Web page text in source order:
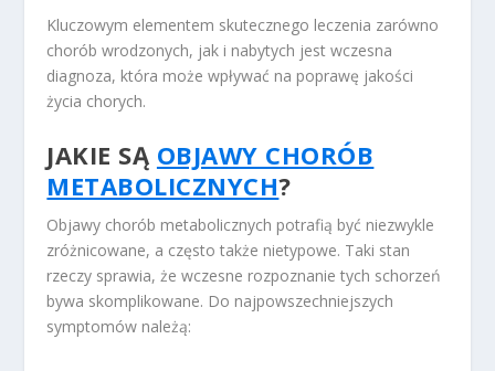
Kluczowym elementem skutecznego leczenia zarówno
chorób wrodzonych, jak i nabytych jest wczesna
diagnoza, która może wpływać na poprawę jakości
życia chorych.
JAKIE SĄ OBJAWY CHORÓB
METABOLICZNYCH?
Objawy chorób metabolicznych potrafią być niezwykle
zróżnicowane, a często także nietypowe. Taki stan
rzeczy sprawia, że wczesne rozpoznanie tych schorzeń
bywa skomplikowane. Do najpowszechniejszych
symptomów należą: